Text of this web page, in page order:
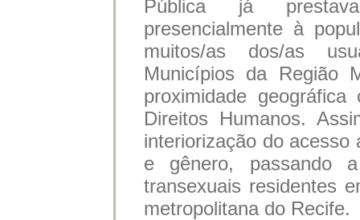
Pública já prestava
presencialmente à
muitos/as dos/as
Municípios da Região
proximidade
Direitos Humanos.
interiorização do acesso
e gênero, passando
transexuais residentes
metropolitana do Recife.